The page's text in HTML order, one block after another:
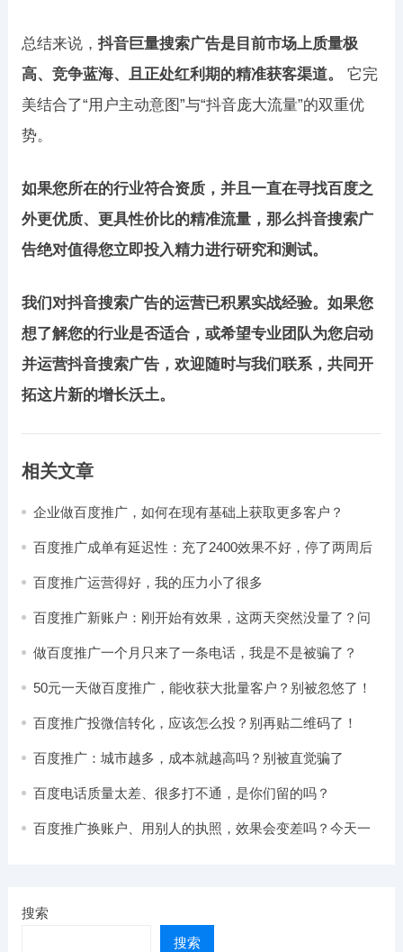
总结来说， 抖音巨量搜索广告是目前市场上质量极
高、竞争蓝海、且正处红利期的精准获客渠道。
它完
美结合了“用户主动意图”与“抖音庞大流量”的双重优
势。
如果您所在的行业符合资质，并且一直在寻找百度之
外更优质、更具性价比的精准流量，那么抖音搜索广
告绝对值得您立即投入精力进行研究和测试。
我们对抖音搜索广告的运营已积累实战经验。如果您
想了解您的行业是否适合，或希望专业团队为您启动
并运营抖音搜索广告，欢迎随时与我们联系，共同开
拓这片新的增长沃土。
相关文章
企业做百度推广，如何在现有基础上获取更多客户？
百度推广成单有延迟性：充了2400效果不好，停了两周后
百度推广运营得好，我的压力小了很多
百度推广新账户：刚开始有效果，这两天突然没量了？问
做百度推广一个月只来了一条电话，我是不是被骗了？
50元一天做百度推广，能收获大批量客户？别被忽悠了！
百度推广投微信转化，应该怎么投？别再贴二维码了！
百度推广：城市越多，成本就越高吗？别被直觉骗了
百度电话质量太差、很多打不通，是你们留的吗？
百度推广换账户、用别人的执照，效果会变差吗？今天一
搜索
搜索